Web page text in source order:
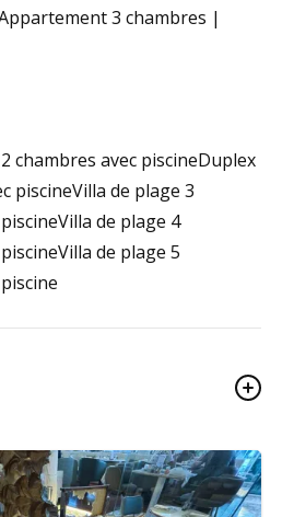
3 chambres |
chambres avec piscineDuplex
piscineVilla de plage 3
de plage 4
de plage 5